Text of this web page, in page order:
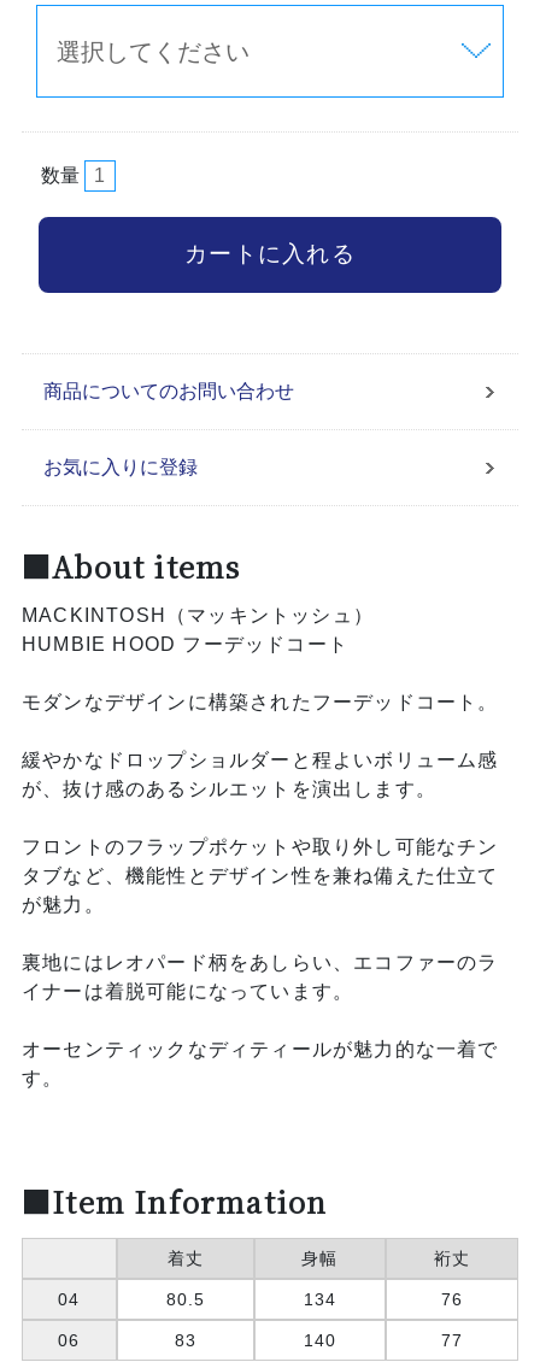
数量
商品についてのお問い合わせ
お気に入りに登録
■About items
MACKINTOSH（マッキントッシュ）
HUMBIE HOOD フーデッドコート
モダンなデザインに構築されたフーデッドコート。
緩やかなドロップショルダーと程よいボリューム感
が、抜け感のあるシルエットを演出します。
フロントのフラップポケットや取り外し可能なチン
タブなど、機能性とデザイン性を兼ね備えた仕立て
が魅力。
裏地にはレオパード柄をあしらい、エコファーのラ
イナーは着脱可能になっています。
オーセンティックなディティールが魅力的な一着で
す。
■Item Information
着丈 身幅 裄丈
04 80.5 134 76
06 83 140 77